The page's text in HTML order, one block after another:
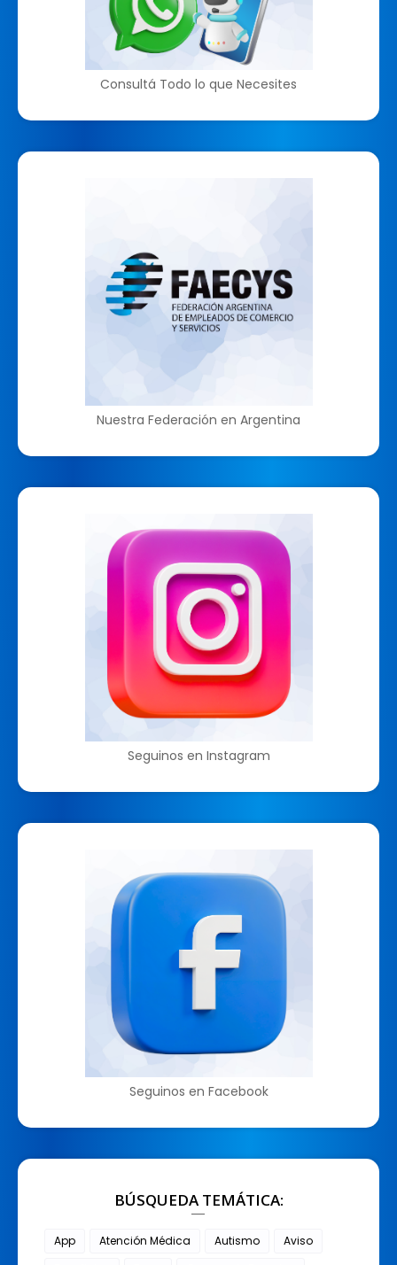
Consultá Todo lo que Necesites
Nuestra Federación en Argentina
Seguinos en Instagram
Seguinos en Facebook
BÚSQUEDA TEMÁTICA:
App Atención Médica Autismo
Aviso